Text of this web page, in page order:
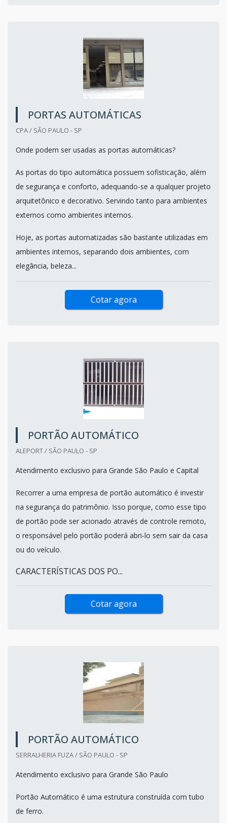
PORTAS AUTOMÁTICAS
CPA / SÃO PAULO - SP
Onde podem ser usadas as portas automáticas?
As portas do tipo automática possuem sofisticação, além
de segurança e conforto, adequando-se a qualquer projeto
arquitetônico e decorativo. Servindo tanto para ambientes
externos como ambientes internos.
Hoje, as portas automatizadas são bastante utilizadas em
ambientes internos, separando dois ambientes, com
elegância, beleza...
Cotar agora
PORTÃO AUTOMÁTICO
ALEPORT / SÃO PAULO - SP
Atendimento exclusivo para Grande São Paulo e Capital
Recorrer a uma empresa de portão automático é investir
na segurança do patrimônio. Isso porque, como esse tipo
de portão pode ser acionado através de controle remoto,
o responsável pelo portão poderá abri-lo sem sair da casa
ou do veículo.
CARACTERÍSTICAS DOS PO...
Cotar agora
PORTÃO AUTOMÁTICO
SERRALHERIA FUZA / SÃO PAULO - SP
Atendimento exclusivo para Grande São Paulo
Portão Automático é uma estrutura construída com tubo
de ferro.